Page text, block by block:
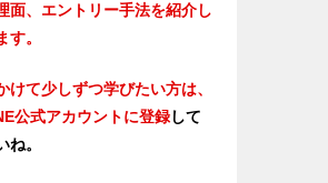
面、エントリー手法を紹介し
す。
けて少しずつ学びたい方は、
公式アカウントに登録して
ね。